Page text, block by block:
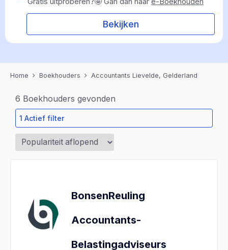
Bekijken
Home Boekhouders Accountants Lievelde, Gelderland
6 Boekhouders gevonden
1 Actief filter
BonsenReuling
Accountants-
Belastingadviseurs